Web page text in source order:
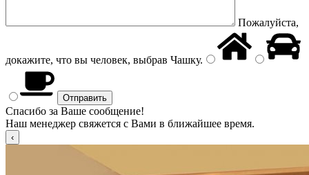
Пожалуйста,
докажите, что вы человек, выбрав Чашку.
Спасибо за Ваше сообщение!
Наш менеджер свяжется с Вами в ближайшее время.